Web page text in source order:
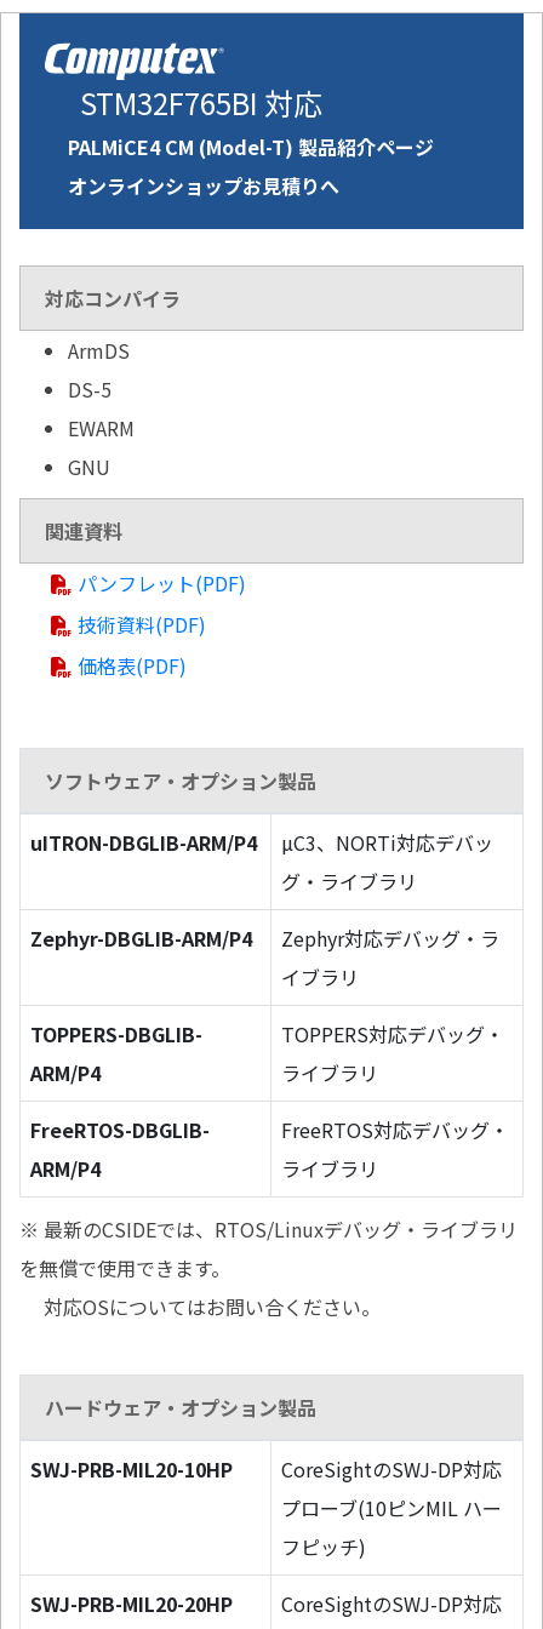
STM32F765BI 対応
PALMiCE4 CM (Model-T) 製品紹介ページ
オンラインショップお見積りへ
対応コンパイラ
ArmDS
DS-5
EWARM
GNU
関連資料
パンフレット(PDF)
技術資料(PDF)
価格表(PDF)
ソフトウェア・オプション製品
uITRON-DBGLIB-ARM/P4
µC3、NORTi対応デバッ
グ・ライブラリ
Zephyr-DBGLIB-ARM/P4
Zephyr対応デバッグ・ラ
イブラリ
TOPPERS-DBGLIB-
ARM/P4
TOPPERS対応デバッグ・
ライブラリ
FreeRTOS-DBGLIB-
ARM/P4
FreeRTOS対応デバッグ・
ライブラリ
※ 最新のCSIDEでは、RTOS/Linuxデバッグ・ライブラリ
を無償で使用できます。
対応OSについてはお問い合ください。
ハードウェア・オプション製品
SWJ-PRB-MIL20-10HP
CoreSightのSWJ-DP対応
プローブ(10ピンMIL ハー
フピッチ)
SWJ-PRB-MIL20-20HP
CoreSightのSWJ-DP対応